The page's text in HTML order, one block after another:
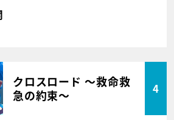
クロスロード ～救命救
急の約束～
4